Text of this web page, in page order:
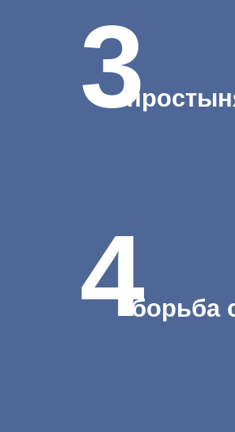
3
4борьба